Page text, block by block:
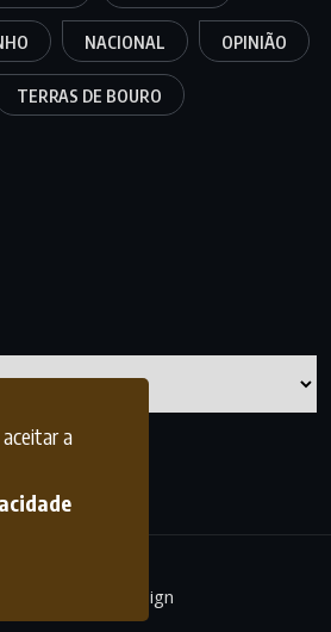
a
NACIONAL OPINIÃO
TERRAS DE BOURO
frdesign